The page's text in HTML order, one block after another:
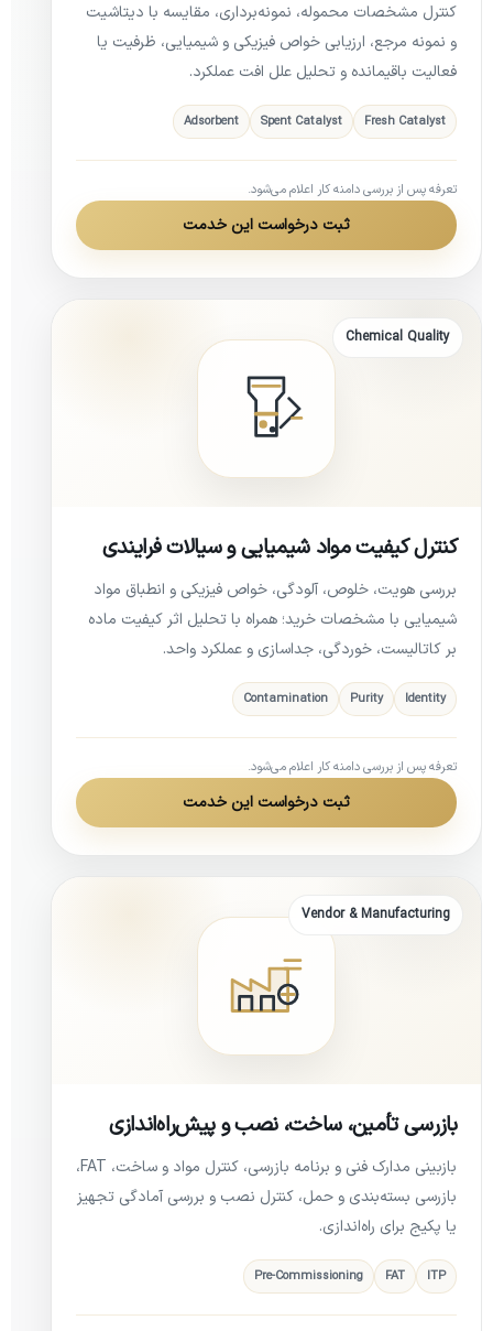
کنترل مشخصات محموله، نمونه‌برداری، مقایسه با دیتاشیت
و نمونه مرجع، ارزیابی خواص فیزیکی و شیمیایی، ظرفیت یا
فعالیت باقیمانده و تحلیل علل افت عملکرد.
Fresh Catalyst
Spent Catalyst
Adsorbent
تعرفه پس از بررسی دامنه کار اعلام می‌شود.
ثبت درخواست این خدمت
Chemical Quality
کنترل کیفیت مواد شیمیایی و سیالات فرایندی
بررسی هویت، خلوص، آلودگی، خواص فیزیکی و انطباق مواد
شیمیایی با مشخصات خرید؛ همراه با تحلیل اثر کیفیت ماده
بر کاتالیست، خوردگی، جداسازی و عملکرد واحد.
Identity
Purity
Contamination
تعرفه پس از بررسی دامنه کار اعلام می‌شود.
ثبت درخواست این خدمت
Vendor & Manufacturing
بازرسی تأمین، ساخت، نصب و پیش‌راه‌اندازی
بازبینی مدارک فنی و برنامه بازرسی، کنترل مواد و ساخت، FAT،
بازرسی بسته‌بندی و حمل، کنترل نصب و بررسی آمادگی تجهیز
یا پکیج برای راه‌اندازی.
ITP
FAT
Pre-Commissioning